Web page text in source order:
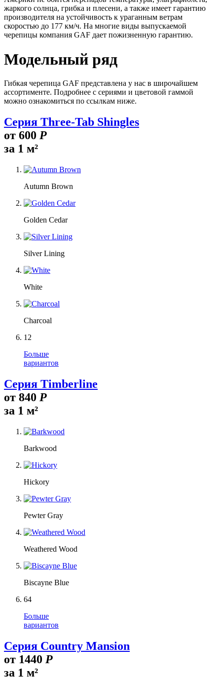
жаркого солнца, грибка и плесени, а также имеет гарантию
производителя на устойчивость к ураганным ветрам
скоростью до 177 км/ч. На многие виды выпускаемой
черепицы компания GAF дает пожизненную гарантию.
Модельный ряд
Гибкая черепица GAF представлена у нас в широчайшем
ассортименте. Подробнее с сериями и цветовой гаммой
можно ознакомиться по ссылкам ниже.
Серия Three-Tab Shingles
от 600 Р
за 1 м²
Autumn Brown
Golden Cedar
Silver Lining
White
Charcoal
12
Больше
вариантов
Серия Timberline
от 840 Р
за 1 м²
Barkwood
Hickory
Pewter Gray
Weathered Wood
Biscayne Blue
64
Больше
вариантов
Серия Country Mansion
от 1440 Р
за 1 м²